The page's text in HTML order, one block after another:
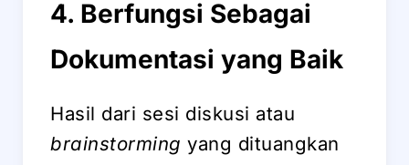
4. Berfungsi Sebagai
Dokumentasi yang Baik
Hasil dari sesi diskusi atau
brainstorming yang dituangkan